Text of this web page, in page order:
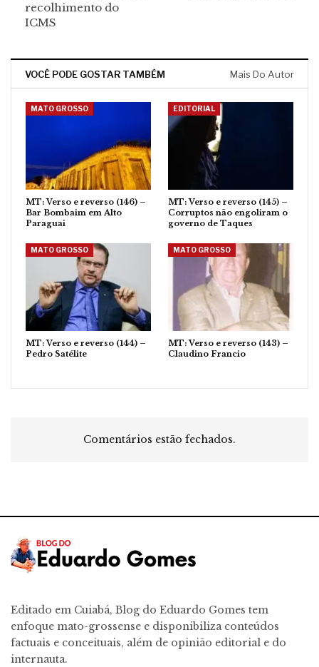
recolhimento do
ICMS
VOCÊ PODE GOSTAR TAMBÉM Mais Do Autor
MATO GROSSO
MT: Verso e reverso (146) –
Bar Bombaim em Alto
Paraguai
EDITORIAL
MT: Verso e reverso (145) –
Corruptos não engoliram o
governo de Taques
MATO GROSSO
MT: Verso e reverso (144) –
Pedro Satélite
MATO GROSSO
MT: Verso e reverso (143) –
Claudino Francio
Comentários estão fechados.
Editado em Cuiabá, Blog do Eduardo Gomes tem
enfoque mato-grossense e disponibiliza conteúdos
factuais e conceituais, além de opinião editorial e do
internauta.